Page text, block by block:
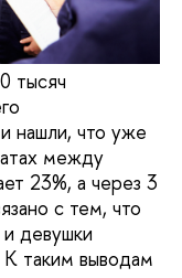
тысяч
нашли, что уже
между
23%, а через 3
с тем, что
девушки
К таким выводам